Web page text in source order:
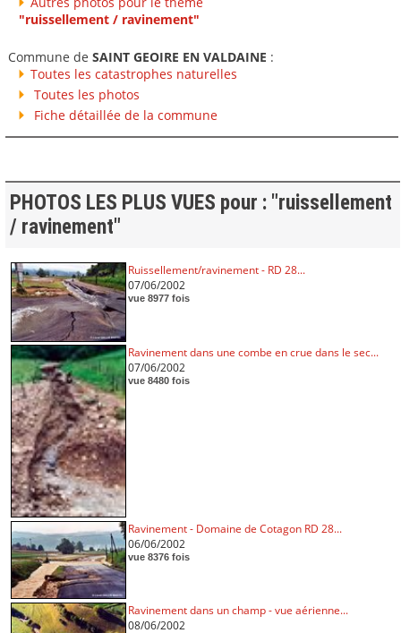
"ruissellement / ravinement"
Commune de SAINT GEOIRE EN VALDAINE :
Toutes les catastrophes naturelles
Toutes les photos
Fiche détaillée de la commune
PHOTOS LES PLUS VUES pour : "ruissellement
/ ravinement"
Ruissellement/ravinement - RD 28...
07/06/2002
vue 8977 fois
Ravinement dans une combe en crue dans le sec...
07/06/2002
vue 8480 fois
Ravinement - Domaine de Cotagon RD 28...
06/06/2002
vue 8376 fois
Ravinement dans un champ - vue aérienne...
08/06/2002